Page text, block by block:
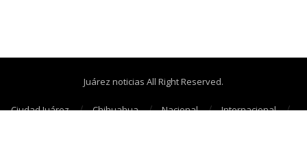
Juárez noticias All Right Reserved.
Ciudad Juárez Chihuahua Nacional
Internacional